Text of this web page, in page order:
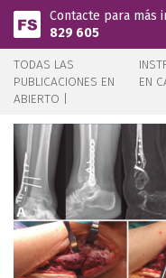
Pasar al contenido
Contacte para más
829 605
TODAS LAS
PUBLICACIONES EN
ABIERTO |
EN